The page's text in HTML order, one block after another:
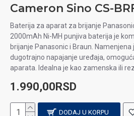
Baterija za aparat za brijanje
2000mAh Ni-MH punjiva baterija je
brijanje Panasonic i Braun.
dugotrajno napajanje uređaja,
aparata. Idealna je kao zamenska ili
1.990,00RSD
DODAJ U KORPU